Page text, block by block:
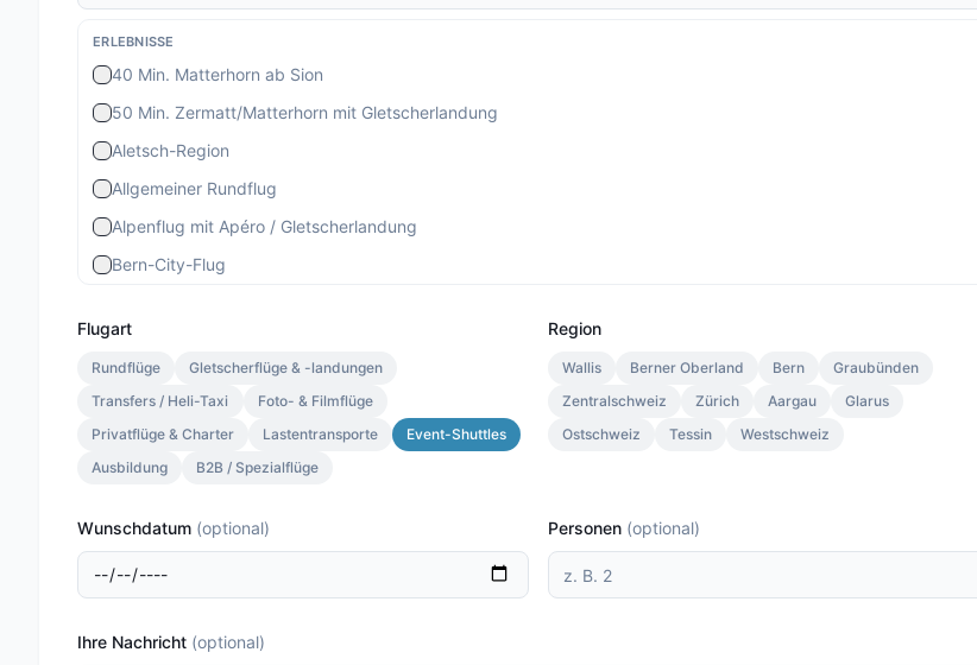
ERLEBNISSE
40 Min. Matterhorn ab Sion
50 Min. Zermatt/Matterhorn mit Gletscherlandung
Aletsch-Region
Allgemeiner Rundflug
Alpenflug mit Apéro / Gletscherlandung
Bern-City-Flug
Berner-Altstadt-Flug
Bernina-Gletscherflug
Gourmet Standard
Lauterbrunnen 13 Min.
Lauterbrunnen Jungfraujoch 20 Min.
Flugart
Rundflüge
Gletscherflüge & -landungen
Transfers / Heli-Taxi
Foto- & Filmflüge
Privatflüge & Charter
Lastentransporte
Event-Shuttles
Ausbildung
B2B / Spezialflüge
Region
Wallis Berner Oberland Bern
Graubünden
Zentralschweiz
Zürich Aargau
Glarus
Ostschweiz
Tessin Westschweiz
Wunschdatum (optional) Personen (optional)
Ihre Nachricht (optional)